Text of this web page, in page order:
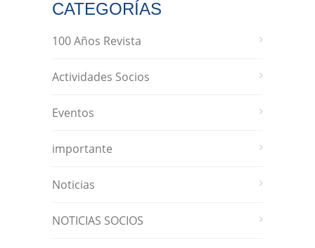
CATEGORÍAS
100 Años Revista
Actividades Socios
Eventos
importante
Noticias
NOTICIAS SOCIOS